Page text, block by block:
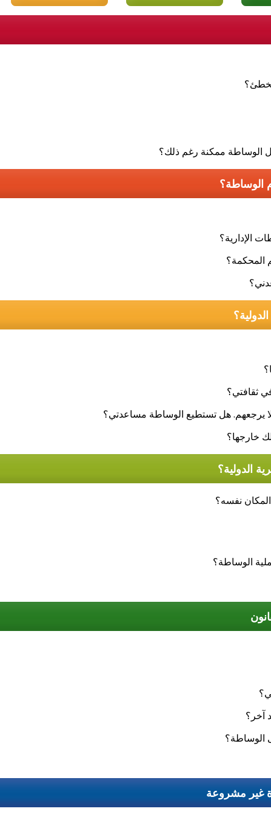
الوساطة ممكنة رغم ذلك؟
الإدارية؟
المحكمة؟
ثقافتي؟
يرجعهم. هل تستطيع الوساطة مساعدتي؟
خارجها؟
نفسه؟
الوساطة؟
آخر؟
الوساطة؟